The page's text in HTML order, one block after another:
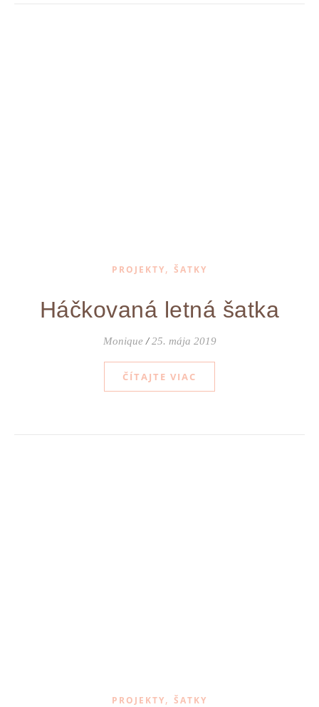
PROJEKTY, ŠATKY
Háčkovaná letná šatka
Monique / 25. mája 2019
ČÍTAJTE VIAC
PROJEKTY, ŠATKY